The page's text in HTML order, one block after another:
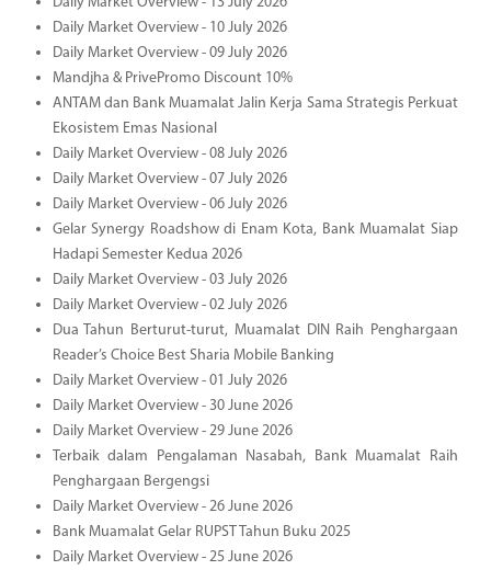
Daily Market Overview - 10 July 2026
Daily Market Overview - 09 July 2026
Mandjha & PrivePromo Discount 10%
ANTAM dan Bank Muamalat Jalin Kerja Sama Strategis Perkuat
Ekosistem Emas Nasional
Daily Market Overview - 08 July 2026
Daily Market Overview - 07 July 2026
Daily Market Overview - 06 July 2026
Gelar Synergy Roadshow di Enam Kota, Bank Muamalat Siap
Hadapi Semester Kedua 2026
Daily Market Overview - 03 July 2026
Daily Market Overview - 02 July 2026
Dua Tahun Berturut-turut, Muamalat DIN Raih Penghargaan
Reader’s Choice Best Sharia Mobile Banking
Daily Market Overview - 01 July 2026
Daily Market Overview - 30 June 2026
Daily Market Overview - 29 June 2026
Terbaik dalam Pengalaman Nasabah, Bank Muamalat Raih
Penghargaan Bergengsi
Daily Market Overview - 26 June 2026
Bank Muamalat Gelar RUPST Tahun Buku 2025
Daily Market Overview - 25 June 2026